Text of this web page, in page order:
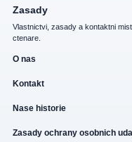
Zasady
Vlastnictvi, zasady a kontaktni
ctenare.
O nas
Kontakt
Nase historie
Zasady ochrany osobnich